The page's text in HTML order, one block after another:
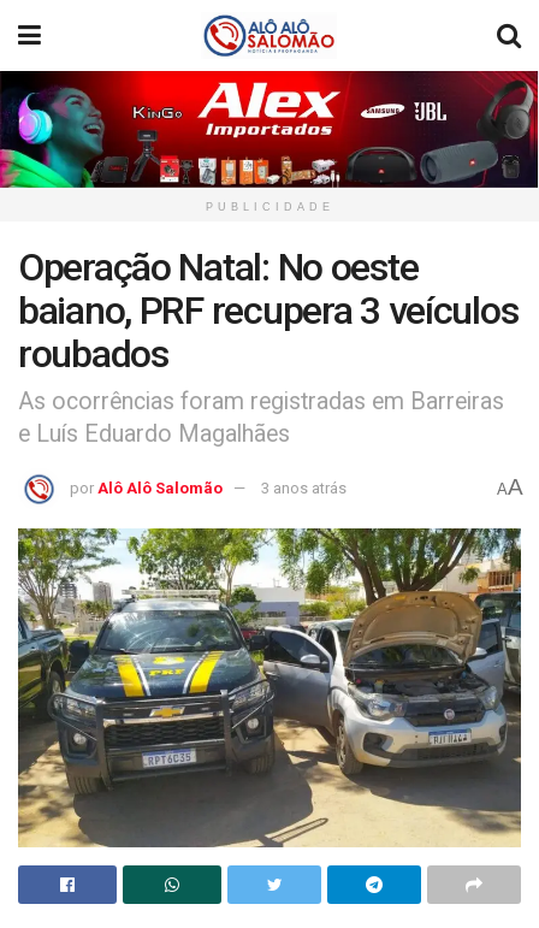
PUBLICIDADE
Operação Natal: No oeste
baiano, PRF recupera 3 veículos
roubados
As ocorrências foram registradas em Barreiras
e Luís Eduardo Magalhães
por Alô Alô Salomão 3 anos atrás AA